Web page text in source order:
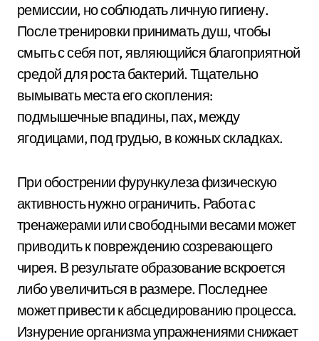
ремиссии, но соблюдать личную гигиену.
После тренировки принимать душ, чтобы
смыть с себя пот, являющийся благоприятной
средой для роста бактерий. Тщательно
вымывать места его скопления:
подмышечные впадины, пах, между
ягодицами, под грудью, в кожных складках.
При обострении фурункулеза физическую
активность нужно ограничить. Работа с
тренажерами или свободными весами может
приводить к повреждению созревающего
чирея. В результате образование вскроется
либо увеличиться в размере. Последнее
может привести к абсцедированию процесса.
Изнурение организма упражнениями снижает